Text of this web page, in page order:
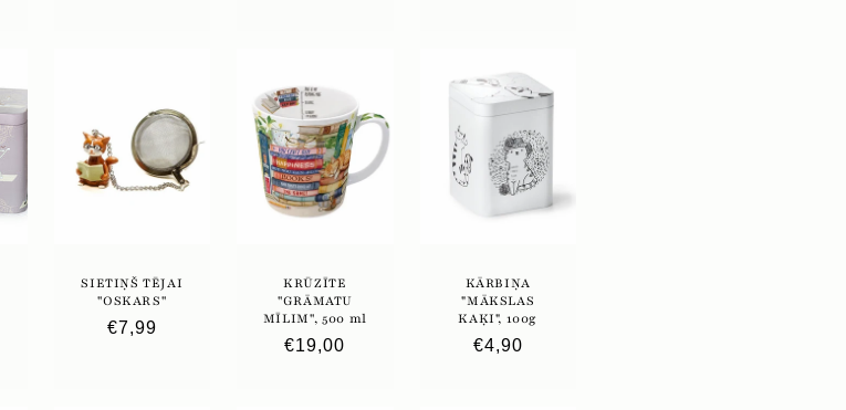
SIETIŅŠ TĒJAI
''OSKARS''
Parastā
€7,99
KRŪZĪTE
''GRĀMATU
MĪLIM'', 500 ml
Parastā
€19,00
KĀRBIŅA
"MĀKSLAS
KAĶI", 100g
Parastā
€4,90